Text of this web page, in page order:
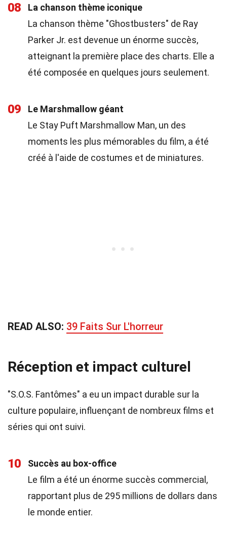
08
La chanson thème iconique
La chanson thème "Ghostbusters" de Ray
Parker Jr. est devenue un énorme succès,
atteignant la première place des charts. Elle a
été composée en quelques jours seulement.
09
Le Marshmallow géant
Le Stay Puft Marshmallow Man, un des
moments les plus mémorables du film, a été
créé à l'aide de costumes et de miniatures.
READ ALSO: 39 Faits Sur L'horreur
Réception et impact culturel
"S.O.S. Fantômes" a eu un impact durable sur la
culture populaire, influençant de nombreux films et
séries qui ont suivi.
10
Succès au box-office
Le film a été un énorme succès commercial,
rapportant plus de 295 millions de dollars dans
le monde entier.